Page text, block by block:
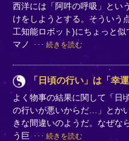
西洋には「阿吽の呼吸」とい
けをしようとする。そういう
工知能ロボット)にちょっと
マノ
続きを読む
「日頃の行い」は「幸
よく物事の結果に関して「
の行いが悪いからだ…」とか
きな間違いのようだ。なぜな
う巨
続きを読む